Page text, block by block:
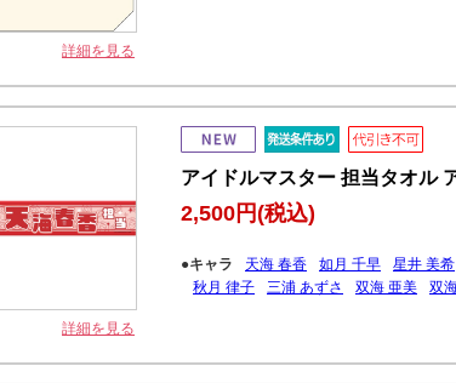
詳細を見る
詳細を見る
アイドルマスター 担当タオル
2,500円(税込)
●キャラ 天海 春香 如月 千早 星井 美希
秋月 律子
三浦 あずさ 双海 亜美 双